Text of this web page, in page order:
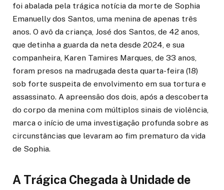
foi abalada pela trágica notícia da morte de Sophia
Emanuelly dos Santos, uma menina de apenas três
anos. O avô da criança, José dos Santos, de 42 anos,
que detinha a guarda da neta desde 2024, e sua
companheira, Karen Tamires Marques, de 33 anos,
foram presos na madrugada desta quarta-feira (18)
sob forte suspeita de envolvimento em sua tortura e
assassinato. A apreensão dos dois, após a descoberta
do corpo da menina com múltiplos sinais de violência,
marca o início de uma investigação profunda sobre as
circunstâncias que levaram ao fim prematuro da vida
de Sophia.
A Trágica Chegada à Unidade de